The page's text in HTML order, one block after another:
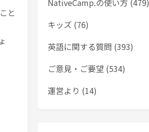
と
キッズ (76)
英語に関する質問 (393)
ご意見・ご要望 (534)
運営より (14)